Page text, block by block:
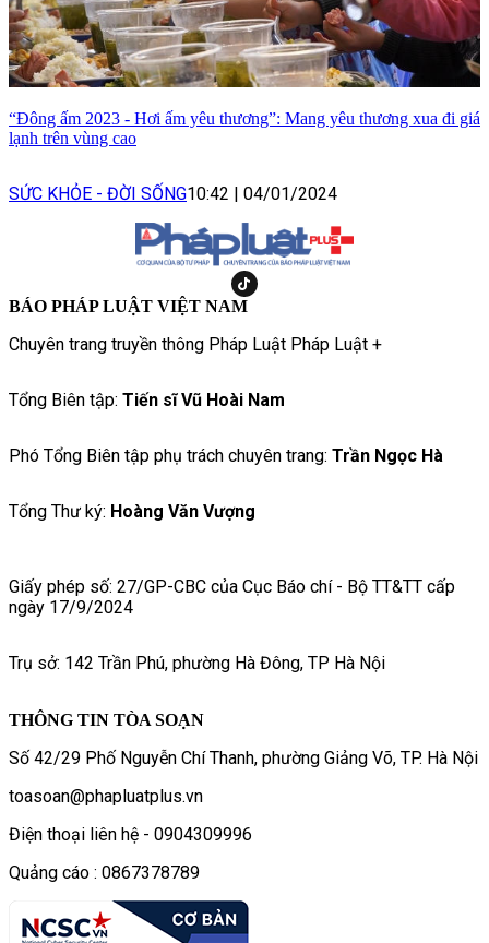
“Đông ấm 2023 - Hơi ấm yêu thương”: Mang yêu thương xua đi giá
lạnh trên vùng cao
SỨC KHỎE - ĐỜI SỐNG10:42 | 04/01/2024
BÁO PHÁP LUẬT VIỆT NAM
Chuyên trang truyền thông Pháp Luật Pháp Luật +
Tổng Biên tập: Tiến sĩ Vũ Hoài Nam
Phó Tổng Biên tập phụ trách chuyên trang: Trần Ngọc Hà
Tổng Thư ký: Hoàng Văn Vượng
Giấy phép số: 27/GP-CBC của Cục Báo chí - Bộ TT&TT cấp
ngày 17/9/2024
Trụ sở: 142 Trần Phú, phường Hà Đông, TP Hà Nội
THÔNG TIN TÒA SOẠN
Số 42/29 Phố Nguyễn Chí Thanh, phường Giảng Võ, TP. Hà Nội
toasoan@phapluatplus.vn
Điện thoại liên hệ - 0904309996
Quảng cáo : 0867378789